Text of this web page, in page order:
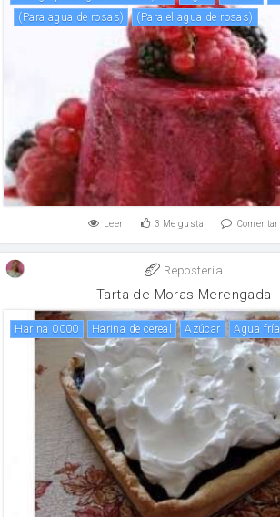
(para agua de rosas)
(para el agua de rosas)
Leer 3 Me gusta Comentar
Reposteria
Tarta de Moras Merengada
Harina 0000 Harina de cereal Azúcar Agua fría